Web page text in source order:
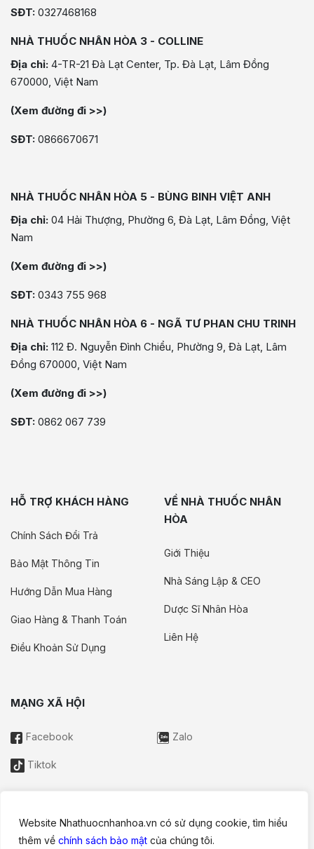
Website Nhathuocnhanhoa.vn có sử dụng cookie, tìm hiểu
thêm về chính sách bảo mật của chúng tôi.
SĐT: 0327468168
NHÀ THUỐC NHÂN HÒA 3 - COLLINE
Địa chỉ: 4-TR-21 Đà Lạt Center, Tp. Đà Lạt, Lâm Đồng
670000, Việt Nam
(Xem đường đi >>)
SĐT: 0866670671
NHÀ THUỐC NHÂN HÒA 5 - BÙNG BINH VIỆT ANH
Địa chỉ: 04 Hải Thượng, Phường 6, Đà Lạt, Lâm Đồng, Việt
Nam
(Xem đường đi >>)
SĐT: 0343 755 968
NHÀ THUỐC NHÂN HÒA 6 - NGÃ TƯ PHAN CHU TRINH
Địa chỉ: 112 Đ. Nguyễn Đình Chiểu, Phường 9, Đà Lạt, Lâm
Đồng 670000, Việt Nam
(Xem đường đi >>)
SĐT: 0862 067 739
HỖ TRỢ KHÁCH HÀNG
Chính Sách Đổi Trả
Bảo Mật Thông Tin
Hướng Dẫn Mua Hàng
Giao Hàng & Thanh Toán
Điều Khoản Sử Dụng
VỀ NHÀ THUỐC NHÂN
HÒA
Giới Thiệu
Nhà Sáng Lập & CEO
Dược Sĩ Nhân Hòa
Liên Hệ
MẠNG XÃ HỘI
Facebook Zalo
Tiktok
Thông tin trên website này chỉ mang tính chất nội bộ tham khảo;